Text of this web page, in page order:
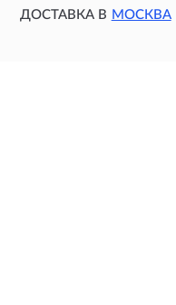
ДОСТАВКА В МОСКВА